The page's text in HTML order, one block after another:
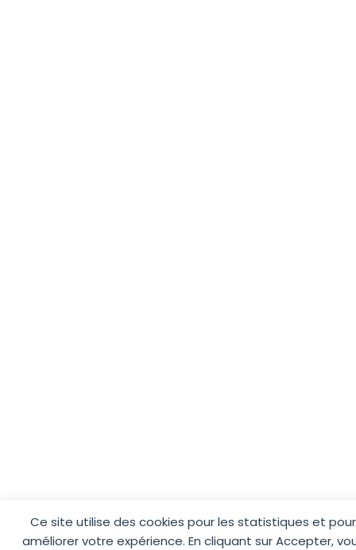
Ce site utilise des cookies pour les statistiques et pour
améliorer votre expérience. En cliquant sur Accepter,